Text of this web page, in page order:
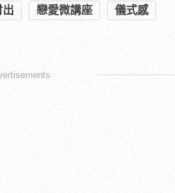
出 戀愛微講座 儀式感